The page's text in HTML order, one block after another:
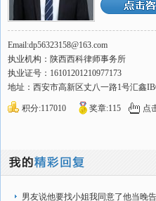
Email:dp56323158@163.com
执业机构：陕西西科律师事务所
执业证号：16101201210977173
地址：西安市高新区丈八一路1号汇鑫
积分:117010 奖章:115 点
男友说他要找小姐我同意了他当晚